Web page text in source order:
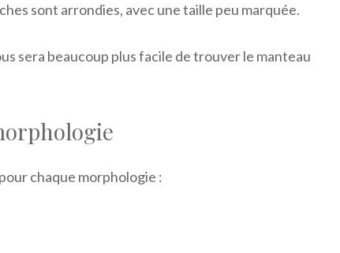
sont arrondies, avec une taille peu marquée.
sera beaucoup plus facile de trouver le manteau
pour chaque morphologie :